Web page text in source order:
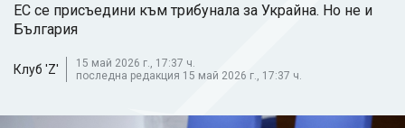
ЕС се присъедини към трибунала за Украйна. Но не и
България
Клуб 'Z'
15 май 2026 г., 17:37 ч.
последна редакция 15 май 2026 г., 17:37 ч.